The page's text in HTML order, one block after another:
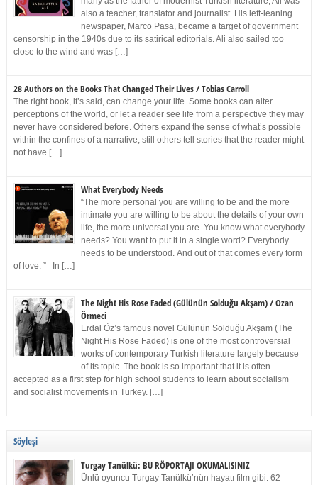
also a teacher, translator and journalist. His left-leaning
newspaper, Marco Pasa, became a target of government
censorship in the 1940s due to its satirical editorials. Ali also sailed too
close to the wind and was […]
28 Authors on the Books That Changed Their Lives / Tobias Carroll
The right book, it’s said, can change your life. Some books can alter
perceptions of the world, or let a reader see life from a perspective they may
never have considered before. Others expand the sense of what’s possible
within the confines of a narrative; still others tell stories that the reader might
not have […]
What Everybody Needs
“The more personal you are willing to be and the more
intimate you are willing to be about the details of your own
life, the more universal you are. You know what everybody
needs? You want to put it in a single word? Everybody
needs to be understood. And out of that comes every form
of love. ” In […]
The Night His Rose Faded (Gülünün Solduğu Akşam) / Ozan
Örmeci
Erdal Öz’s famous novel Gülünün Solduğu Akşam (The
Night His Rose Faded) is one of the most controversial
works of contemporary Turkish literature largely because
of its topic. The book is so important that it is often
accepted as a first step for high school students to learn about socialism
and socialist movements in Turkey. […]
Söyleşi
Turgay Tanülkü: BU RÖPORTAJI OKUMALISINIZ
Ünlü oyuncu Turgay Tanülkü’nün hayatı film gibi. 62